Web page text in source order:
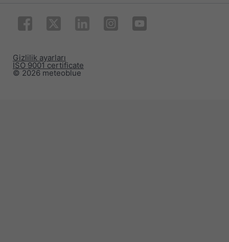
© 2026 meteoblue
ISO 9001 certificate
Gizlilik ayarları